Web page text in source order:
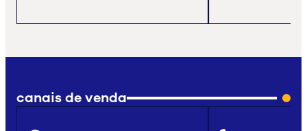
canais de venda